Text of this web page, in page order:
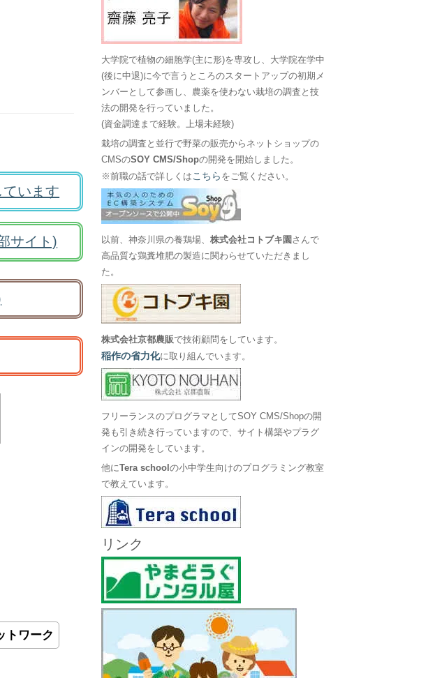
います
サイト)
トワーク
大学院で植物の細胞学(主に形)を専攻し、大学院在学中
(後に中退)に今で言うところのスタートアップの初期メ
ンバーとして参画し、農薬を使わない栽培の調査と技
法の開発を行っていました。
(資金調達まで経験。上場未経験)
栽培の調査と並行で野菜の販売からネットショップの
CMSのSOY CMS/Shopの開発を開始しました。
※前職の話で詳しくは こちら をご覧ください。
以前、神奈川県の養鶏場、株式会社コトブキ園 さんで
高品質な鶏糞堆肥の製造に関わらせていただきまし
た。
株式会社京都農販で技術顧問をしています。
稲作の省力化に取り組んでいます。
フリーランスのプログラマとしてSOY CMS/Shopの開
発も引き続き行っていますので、サイト構築やプラグ
インの開発をしています。
他にTera schoolの小中学生向けのプログラミング教室
で教えています。
リンク